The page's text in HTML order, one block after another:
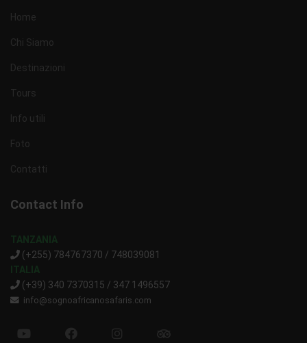
Home
Chi Siamo
Destinazioni
Tours
Info utili
Foto
Contatti
Contact Info
TANZANIA
(+255) 784767370 / 748039081
ITALIA
(+39) 340 7370315 / 347 1496557
info@sognoafricanosafaris.com